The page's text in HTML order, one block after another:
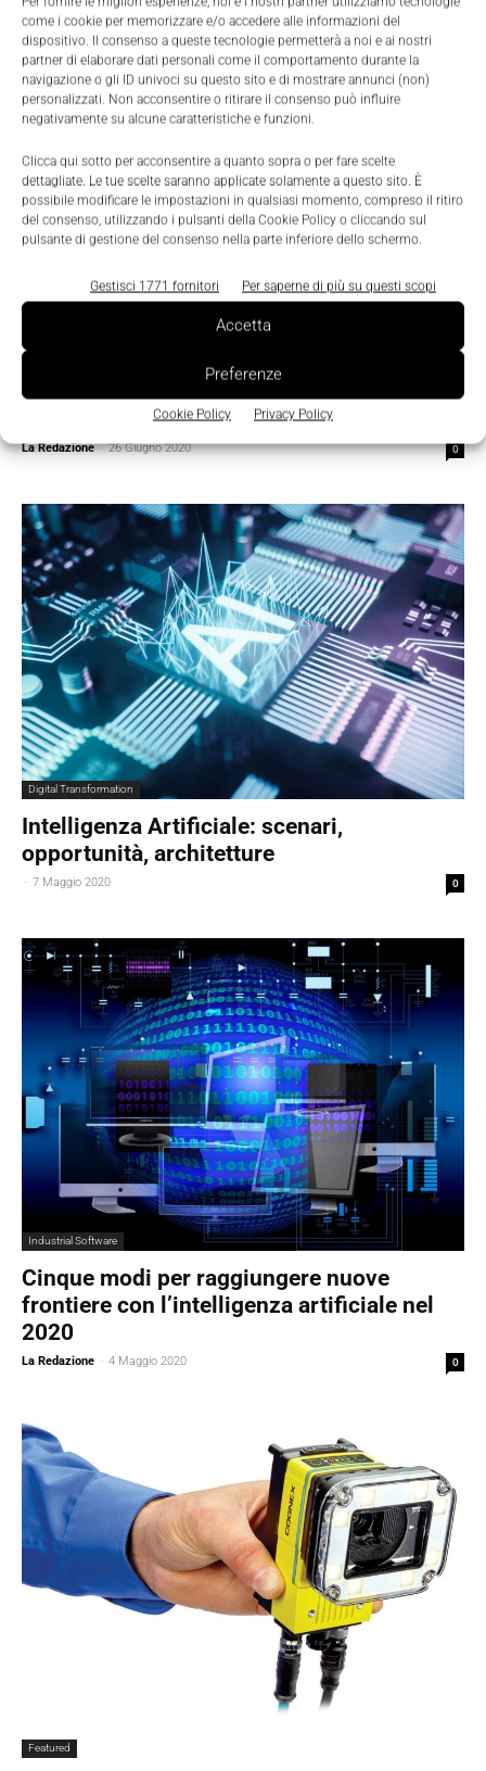
come i cookie per memorizzare e/o accedere alle informazioni del
dispositivo. Il consenso a queste tecnologie permetterà a noi e ai nostri
partner di elaborare dati personali come il comportamento durante la
navigazione o gli ID univoci su questo sito e di mostrare annunci (non)
personalizzati. Non acconsentire o ritirare il consenso può influire
negativamente su alcune caratteristiche e funzioni.
Clicca qui sotto per acconsentire a quanto sopra o per fare scelte
dettagliate. Le tue scelte saranno applicate solamente a questo sito. È
possibile modificare le impostazioni in qualsiasi momento, compreso il ritiro
del consenso, utilizzando i pulsanti della Cookie Policy o cliccando sul
pulsante di gestione del consenso nella parte inferiore dello schermo.
Gestisci 1771 fornitori Per saperne di più su questi scopi
Accetta
Preferenze
Cookie Policy Privacy Policy
La prima fotocamera intelligente con deep
La Redazione - 26 Giugno 2020 0
Digital Transformation
Intelligenza Artificiale: scenari,
opportunità, architetture
- 7 Maggio 2020 0
Industrial Software
Cinque modi per raggiungere nuove
frontiere con l’intelligenza artificiale nel
2020
La Redazione - 4 Maggio 2020 0
Featured